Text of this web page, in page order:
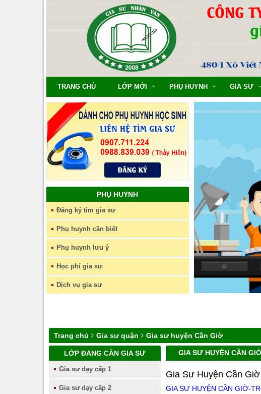
TRANG CHỦ LỚP MỚI PHỤ HUYNH GIA SƯ
PHỤ HUYNH
Đăng ký tìm gia sư
Phụ huynh cần biết
Phụ huynh lưu ý
Học phí gia sư
Dịch vụ gia sư
Trang chủ Gia sư quận Gia sư huyện Cần Giờ
LỚP ĐANG CẦN GIA SƯ
Gia sư dạy cấp 1
Gia sư dạy cấp 2
GIA SƯ HUYỆN CẦN
Gia Sư Huyện Cần
GIA SƯ HUYỆN CẦN GIỜ-